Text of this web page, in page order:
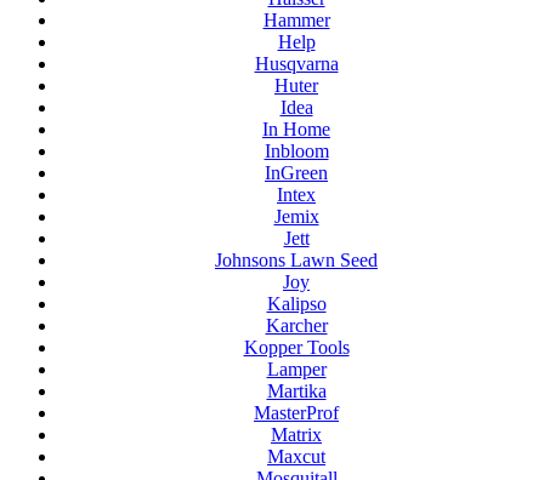
Hammer
Help
Husqvarna
Huter
Idea
In Home
Inbloom
InGreen
Intex
Jemix
Jett
Johnsons Lawn Seed
Joy
Kalipso
Karcher
Kopper Tools
Lamper
Martika
MasterProf
Matrix
Maxcut